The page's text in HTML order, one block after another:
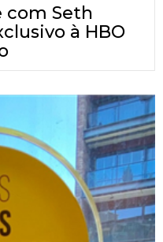
com Seth
à HBO